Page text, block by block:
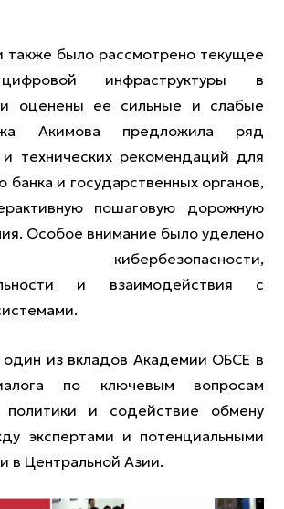
также было рассмотрено текущее
инфраструктуры в
и оценены ее сильные и слабые
Акимова предложила ряд
и технических рекомендаций для
банка и государственных органов,
пошаговую дорожную
Особое внимание было уделено
кибербезопасности,
и взаимодействия с
из вкладов Академии ОБСЕ в
по ключевым вопросам
политики и содействие обмену
экспертами и потенциальными
в Центральной Азии.